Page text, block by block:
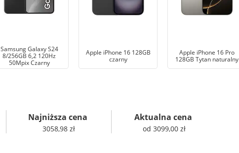
Samsung Galaxy S24
8/256GB 6,2 120Hz
50Mpix Czarny
Apple iPhone 16 128GB
czarny
Apple iPhone 16 Pro
128GB Tytan naturalny
Najniższa cena
3058,98 zł
Aktualna cena
od 3099,00 zł